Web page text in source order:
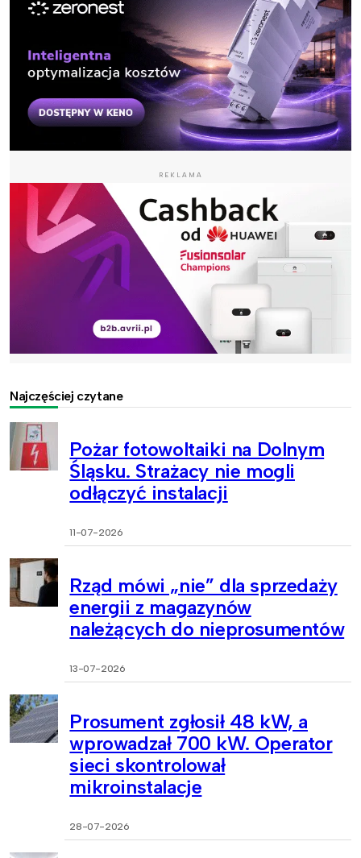
REKLAMA
Najczęściej czytane
Pożar fotowoltaiki na Dolnym
Śląsku. Strażacy nie mogli
odłączyć instalacji
11-07-2026
Rząd mówi „nie” dla sprzedaży
energii z magazynów
należących do nieprosumentów
13-07-2026
Prosument zgłosił 48 kW, a
wprowadzał 700 kW. Operator
sieci skontrolował
mikroinstalacje
28-07-2026